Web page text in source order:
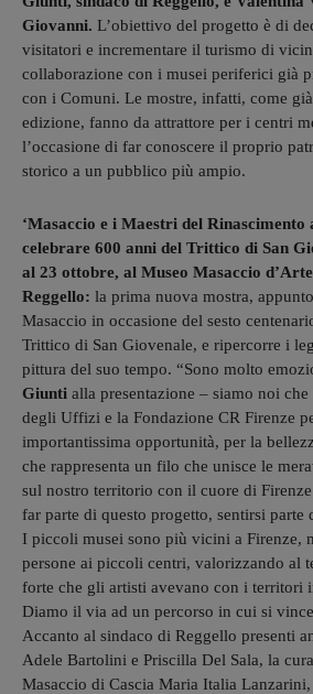
Giovanni. L’obiettivo del progetto è di
visitatori e incrementare il turismo di
collaborazione con i musei periferici già
con i Comuni. Le mostre, infatti, come
edizione, fanno da attrattore per i centri
l’occasione di far conoscere il proprio
storico a un pubblico più ampio.
‘Masaccio e i Maestri del
celebrare 600 anni del Trittico di San
al 23 ottobre, al Museo Masaccio
Reggello: la prima nuova mostra,
Masaccio in occasione del sesto
Trittico di San Giovenale, e ripercorre i
pittura del suo tempo. “Sono molto
Giunti alla presentazione – siamo noi
degli Uffizi e la Fondazione CR Firenze
importantissima opportunità, per la
che rappresenta un filo che unisce le
sul nostro territorio con il cuore di
far parte di questo progetto, sentirsi parte
I piccoli musei sono più vicini a Firenze,
persone ai piccoli centri, valorizzando al
forte che gli artisti avevano con i territori
Diamo il via ad un percorso in cui si
Accanto al sindaco di Reggello presenti
Adele Bartolini e Priscilla Del Sala, la
Masaccio di Cascia Maria Italia